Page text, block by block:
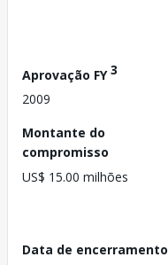
Aprovação FY3
2009
Montante do
compromisso
US$ 15.00 milhões
Data de encerramento